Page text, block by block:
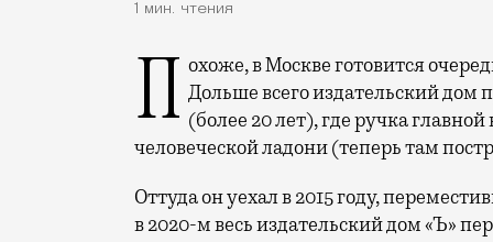
1 мин. чтения
Похоже, в Москве готовится очередной масштабный переезд «Коммерсанта». Дольше всего издательский дом
(более 20 лет), где ручка
человеческой ладони (теперь там
Оттуда он уехал в 2015 году,
в 2020-м весь издательский дом «Ъ»